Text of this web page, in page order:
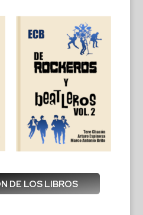
DE LOS LIBROS